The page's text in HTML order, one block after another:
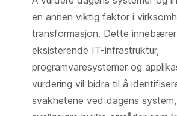
en annen viktig faktor i
transformasjon. Dette
eksisterende IT-infrastruktur,
programvaresystemer og
vurdering vil bidra til å
svakhetene ved dagens